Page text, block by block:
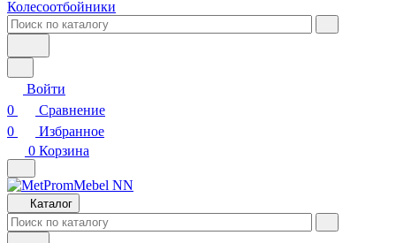
Колесоотбойники
Войти
0
Сравнение
0
Избранное
0 Корзина
Каталог